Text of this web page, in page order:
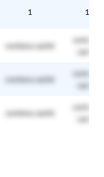
1 1
contenu caché
contenu
caché
contenu caché
contenu
caché
contenu caché
contenu
caché